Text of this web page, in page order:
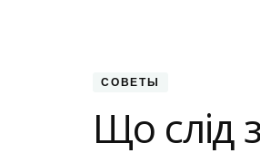
СОВЕТЫ
Що слід